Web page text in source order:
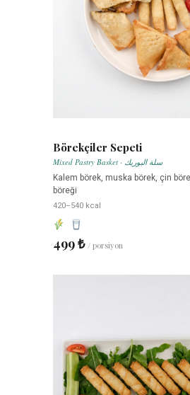
Börekçiler Sepeti
Mixed Pastry Basket · سلة البوريك
Kalem börek, muska börek, çin
böreği
420–540 kcal
499 ₺ / porsiyon